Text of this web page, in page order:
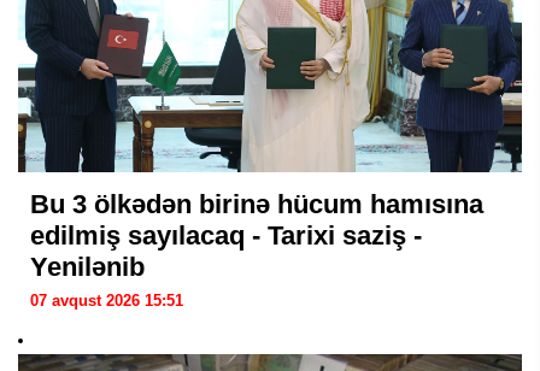
Bu 3 ölkədən birinə hücum hamısına
edilmiş sayılacaq - Tarixi saziş -
Yenilənib
07 avqust 2026 15:51